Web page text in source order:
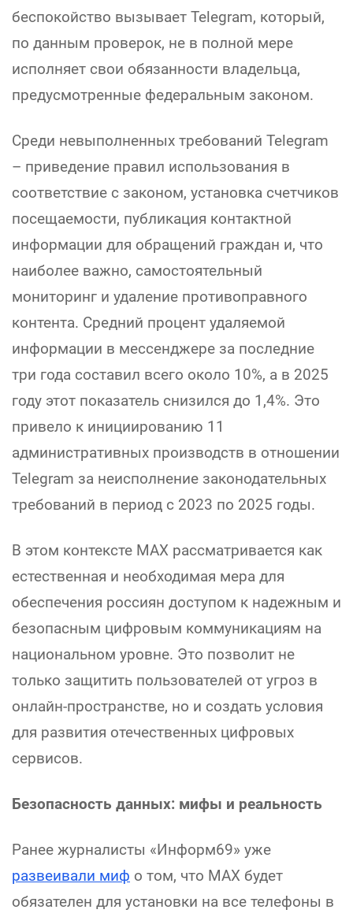
беспокойство вызывает Telegram, который,
по данным проверок, не в полной мере
исполняет свои обязанности владельца,
предусмотренные федеральным законом.
Среди невыполненных требований Telegram
– приведение правил использования в
соответствие с законом, установка счетчиков
посещаемости, публикация контактной
информации для обращений граждан и, что
наиболее важно, самостоятельный
мониторинг и удаление противоправного
контента. Средний процент удаляемой
информации в мессенджере за последние
три года составил всего около 10%, а в 2025
году этот показатель снизился до 1,4%. Это
привело к инициированию 11
административных производств в отношении
Telegram за неисполнение законодательных
требований в период с 2023 по 2025 годы.
В этом контексте МАХ рассматривается как
естественная и необходимая мера для
обеспечения россиян доступом к надежным и
безопасным цифровым коммуникациям на
национальном уровне. Это позволит не
только защитить пользователей от угроз в
онлайн-пространстве, но и создать условия
для развития отечественных цифровых
сервисов.
Безопасность данных: мифы и реальность
Ранее журналисты «Информ69» уже
развеивали миф о том, что МАХ будет
обязателен для установки на все телефоны в